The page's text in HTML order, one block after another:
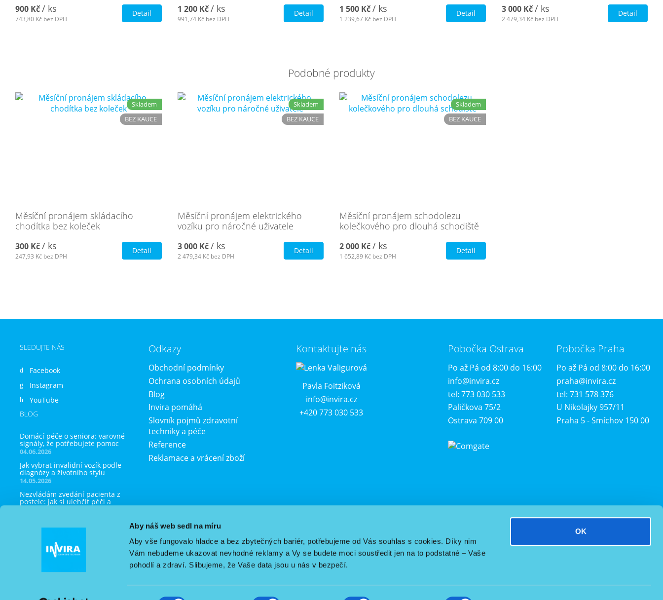
Aby náš web sedl na míru
Aby vše fungovalo hladce a bez zbytečných bariér, potřebujeme od Vás souhlas s cookies. Díky nim
Vám nebudeme ukazovat nevhodné reklamy a Vy se budete moci soustředit jen na to podstatné – Vaše
pohodlí a zdraví. Slibujeme, že Vaše data jsou u nás v bezpečí.
OK
900 Kč/ ks
743,80 Kč bez DPH
Detail 1 200 Kč / ks
991,74 Kč bez DPH
Detail 1 500 Kč/ ks
1 239,67 Kč bez DPH
Detail 3 000 Kč / ks
2 479,34 Kč bez DPH
Detail
Podobné produkty
Skladem
BEZ KAUCE
Měsíční pronájem skládacího
chodítka bez koleček
300 Kč/ ks
247,93 Kč bez DPH
Detail
Skladem
BEZ KAUCE
Měsíční pronájem elektrického
vozíku pro náročné uživatele
3 000 Kč / ks
2 479,34 Kč bez DPH
Detail
Skladem
BEZ KAUCE
Měsíční pronájem schodolezu
kolečkového pro dlouhá schodiště
2 000 Kč/ ks
1 652,89 Kč bez DPH
Detail
SLEDUJTE NÁS
Facebook
Instagram
YouTube
BLOG
04.06.2026
Domácí péče o seniora: varovné
signály, že potřebujete pomoc
14.05.2026
Jak vybrat invalidní vozík podle
diagnózy a životního stylu
Nezvládám zvedání pacienta z
postele: jak si ulehčit péči a
nezničit si záda
09.04.2026
Jak správně inhalovat doma:
Domácí péče o seniora: které
jak je vybrat
Odkazy
Obchodní podmínky
Ochrana osobních údajů
Blog
Invira pomáhá
Slovník pojmů zdravotní
techniky a péče
Reference
Reklamace a vrácení zboží
Kontaktujte nás
Pavla Foitziková
info@invira.cz
+420 773 030 533
Pobočka Ostrava
Po až Pá od 8:00 do 16:00
info@invira.cz
tel: 773 030 533
Paličkova 75/2
Ostrava 709 00
Pobočka Praha
Po až Pá od 8:00 do 16:00
praha@invira.cz
tel: 731 578 376
U Nikolajky 957/11
Praha 5 - Smíchov 150 00